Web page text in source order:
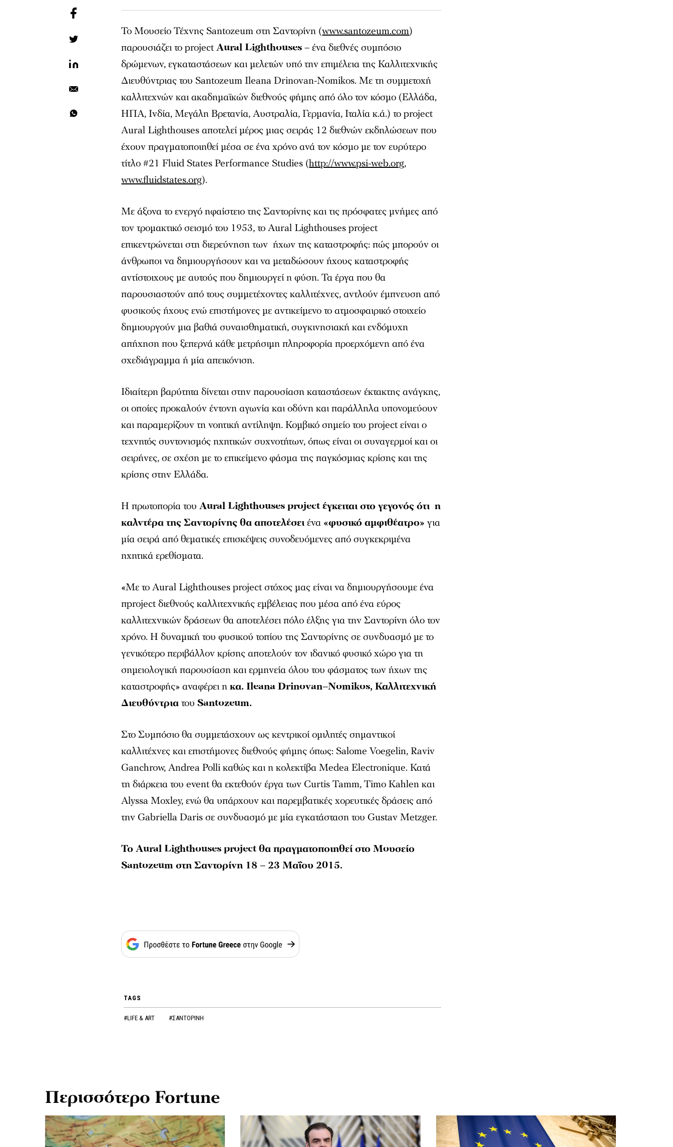
Το Μουσείο Τέχνης Santozeum στη Σαντορίνη (www.santozeum.com)
παρουσιάζει το projectAural Lighthouses– ένα διεθνές συμπόσιο
δρώμενων, εγκαταστάσεων και μελετών υπό την επιμέλεια της Καλλιτεχνικής
Διευθύντριας του Santozeum Ileana Drinovan-Nomikos. Με τη συμμετοχή
καλλιτεχνών και ακαδημαϊκών διεθνούς φήμης από όλο τον κόσμο (Ελλάδα,
ΗΠΑ, Ινδία, Μεγάλη Βρετανία, Αυστραλία, Γερμανία, Ιταλία κ.ά.) το project
Aural Lighthouses αποτελεί μέρος μιας σειράς 12 διεθνών εκδηλώσεων που
έχουν πραγματοποιηθεί μέσα σε ένα χρόνο ανά τον κόσμο με τον ευρύτερο
τίτλο #21 Fluid States Performance Studies (http://www.psi-web.org,
www.fluidstates.org).
Με άξονα το ενεργό ηφαίστειο της Σαντορίνης και τις πρόσφατες μνήμες από
τον τρομακτικό σεισμό του 1953, το Aural Lighthouses project
επικεντρώνεται στη διερεύνηση των ήχων της καταστροφής: πώς μπορούν οι
άνθρωποι να δημιουργήσουν και να μεταδώσουν ήχους καταστροφής
αντίστοιχους με αυτούς που δημιουργεί η φύση. Τα έργα που θα
παρουσιαστούν από τους συμμετέχοντες καλλιτέχνες, αντλούν έμπνευση από
φυσικούς ήχους ενώ επιστήμονες με αντικείμενο το ατμοσφαιρικό στοιχείο
δημιουργούν μια βαθιά συναισθηματική, συγκινησιακή και ενδόμυχη
απήχηση που ξεπερνά κάθε μετρήσιμη πληροφορία προερχόμενη από ένα
σχεδιάγραμμα ή μία απεικόνιση.
Ιδιαίτερη βαρύτητα δίνεται στην παρουσίαση καταστάσεων έκτακτης ανάγκης,
οι οποίες προκαλούν έντονη αγωνία και οδύνη και παράλληλα υπονομεύουν
και παραμερίζουν τη νοητική αντίληψη. Κομβικό σημείο του project είναι ο
τεχνητός συντονισμός ηχητικών συχνοτήτων, όπως είναι οι συναγερμοί και οι
σειρήνες, σε σχέση με το επικείμενο φάσμα της παγκόσμιας κρίσης και της
κρίσης στην Ελλάδα.
Η πρωτοπορία τουAural Lighthouses projectέγκειται στο γεγονός ότι η
καλντέρα της Σαντορίνης θα αποτελέσειένα «φυσικό αμφιθέατρο» για
μία σειρά από θεματικές επισκέψεις συνοδευόμενες από συγκεκριμένα
ηχητικά ερεθίσματα.
«Με τοAural Lighthouses projectστόχος μας είναι να δημιουργήσουμε ένα
πprojectδιεθνούς καλλιτεχνικής εμβέλειας που μέσα από ένα εύρος
καλλιτεχνικών δράσεων θα αποτελέσει πόλο έλξης για την Σαντορίνη όλο τον
χρόνο. Η δυναμική του φυσικού τοπίου της Σαντορίνης σε συνδυασμό με το
γενικότερο περιβάλλον κρίσης αποτελούν τον ιδανικό φυσικό χώρο για τη
σημειολογική παρουσίαση και ερμηνεία όλου του φάσματος των ήχων της
καταστροφής»αναφέρει ηκα. Ileana Drinovan–Nomikos, Καλλιτεχνική
ΔιευθύντριατουSantozeum.
Στο Συμπόσιο θα συμμετάσχουν ως κεντρικοί ομιλητές σημαντικοί
καλλιτέχνες και επιστήμονες διεθνούς φήμης όπως: Salome Voegelin, Raviv
Ganchrow, Andrea Polli καθώς και η κολεκτίβα Medea Electronique. Κατά
τη διάρκεια του event θα εκτεθούν έργα των Curtis Tamm, Timo Kahlen και
Alyssa Moxley, ενώ θα υπάρχουν και παρεμβατικές χορευτικές δράσεις από
την Gabriella Daris σε συνδυασμό με μία εγκατάσταση του Gustav Metzger.
ΤοAural Lighthouses projectθα πραγματοποιηθεί στοMoυσείο
Santozeum στη Σαντορίνη 18 – 23 Μαΐου 2015.
TAGS
#LIFE & ART #ΣΑΝΤΟΡΙΝΗ
Περισσότερο Fortune